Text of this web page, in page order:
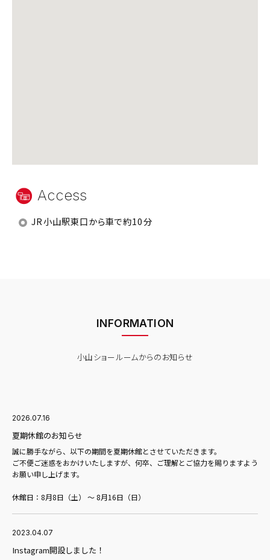
Access
JR小山駅東口から車で約10分
INFORMATION
小山ショールームからのお知らせ
2026.07.16
夏期休館のお知らせ
誠に勝手ながら、以下の期間を夏期休館とさせていただきます。
ご不便ご迷惑をおかけいたしますが、何卒、ご理解とご協力を賜りますよう
お願い申し上げます。
休館日：8月8日（土） ～ 8月16日（日）
2023.04.07
Instagram開設しました！